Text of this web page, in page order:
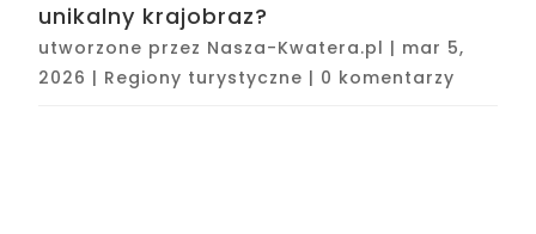
unikalny krajobraz?
utworzone przez Nasza-Kwatera.pl | mar 5,
2026 | Regiony turystyczne | 0 komentarzy